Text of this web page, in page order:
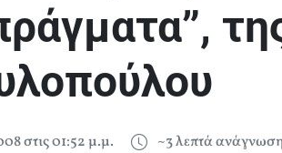
στις 01:52 μ.μ. ~3 λεπτά